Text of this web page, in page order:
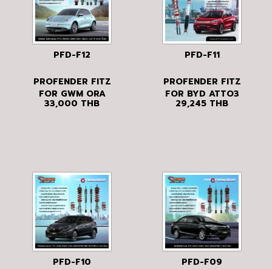
PFD-F12
PROFENDER FITZ
FOR GWM ORA
GOOD CAT ปี
33,000 THB
PFD-F11
PROFENDER FITZ
FOR BYD ATTO3
29,245 THB
PFD-F10 PFD-F09